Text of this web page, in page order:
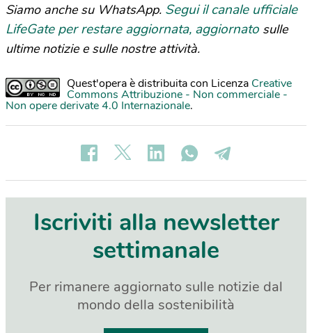
Siamo anche su WhatsApp. Segui il canale ufficiale
LifeGate per restare aggiornata, aggiornato sulle
ultime notizie e sulle nostre attività.
Quest'opera è distribuita con Licenza Creative
Commons Attribuzione - Non commerciale -
Non opere derivate 4.0 Internazionale.
Iscriviti alla newsletter
settimanale
Per rimanere aggiornato sulle notizie dal
mondo della sostenibilità